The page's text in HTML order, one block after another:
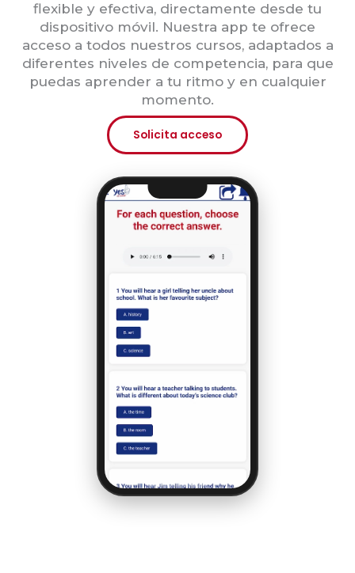
flexible y efectiva, directamente desde tu
dispositivo móvil. Nuestra app te ofrece
acceso a todos nuestros cursos, adaptados a
diferentes niveles de competencia, para que
puedas aprender a tu ritmo y en cualquier
momento.
Solicita acceso